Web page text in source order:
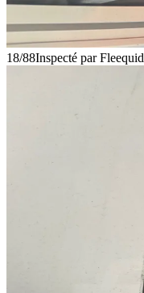
18/88Inspecté par Fleequid